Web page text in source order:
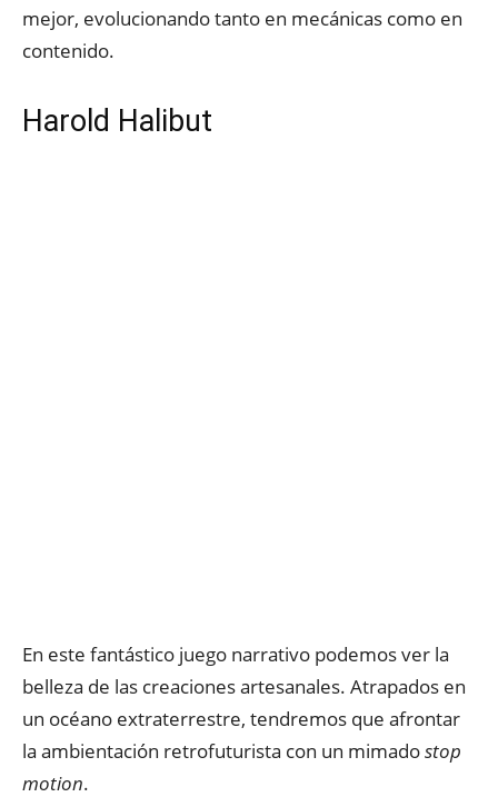
mejor, evolucionando tanto en mecánicas como en
contenido.
Harold Halibut
En este fantástico juego narrativo podemos ver la
belleza de las creaciones artesanales. Atrapados en
un océano extraterrestre, tendremos que afrontar
la ambientación retrofuturista con un mimadostop
motion.